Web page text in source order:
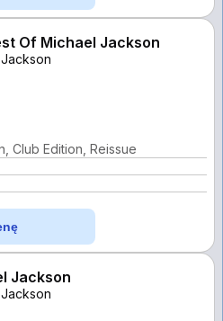
Of Michael Jackson
Club Edition, Reissue
Jackson